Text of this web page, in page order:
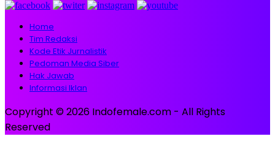
Home
Tim Redaksi
Kode Etik Jurnalistik
Pedoman Media Siber
Hak Jawab
Informasi Iklan
Copyright © 2026 Indofemale.com - All Rights
Reserved